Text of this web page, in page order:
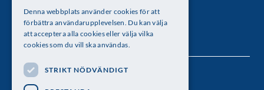
Besöksadress: Lilla Frescativägen 4A
Telefon: 08-673 95 00
Följ oss
Denna webbplats använder cookies för att
förbättra användarupplevelsen. Du kan välja
att acceptera alla cookies eller välja vilka
cookies som du vill ska användas.
STRIKT NÖDVÄNDIGT